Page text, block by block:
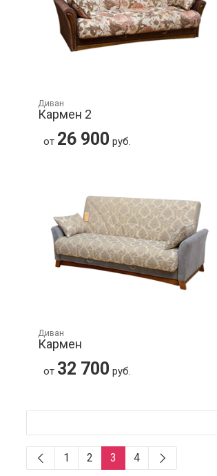
Диван
Кармен 2
от 26 900 руб.
Диван
Кармен
от 32 700 руб.
1 2 3 4